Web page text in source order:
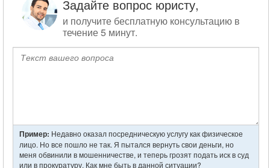
записям